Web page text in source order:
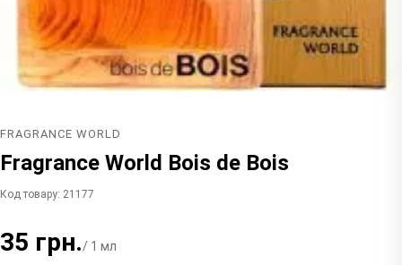
FRAGRANCE WORLD
Fragrance World Bois de Bois
Код товару: 21177
35 грн./ 1 мл